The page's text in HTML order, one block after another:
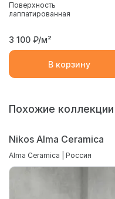
Поверхность
лаппатированная
3 100 ₽/м²
В корзину
Похожие коллекции
Nikos Alma Ceramica
Alma Ceramica | Россия